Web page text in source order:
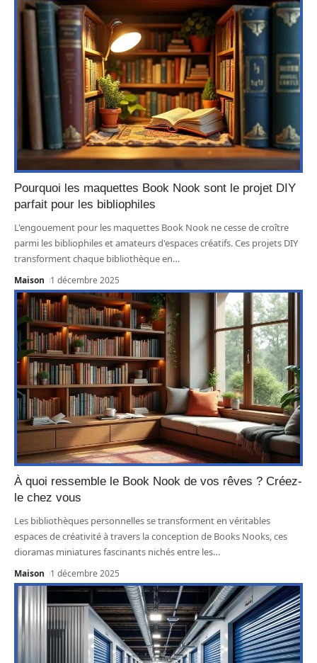
Pourquoi les maquettes Book Nook sont le projet DIY
parfait pour les bibliophiles
L'engouement pour les maquettes Book Nook ne cesse de croître
parmi les bibliophiles et amateurs d'espaces créatifs. Ces projets DIY
transforment chaque bibliothèque en…
Maison 1 décembre 2025
À quoi ressemble le Book Nook de vos rêves ? Créez-
le chez vous
Les bibliothèques personnelles se transforment en véritables
espaces de créativité à travers la conception de Books Nooks, ces
dioramas miniatures fascinants nichés entre les…
Maison 1 décembre 2025